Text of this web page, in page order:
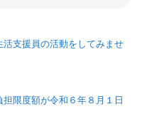
活支援員の活動をしてみませ
限度額が令和６年８月１日